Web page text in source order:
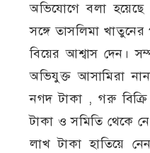
অভিযোগে বলা হয়েছে
সঙ্গে তাসলিমা
বিয়ের আশ্বাস দেন।
অভিযুক্ত আসামিরা
নগদ টাকা , গরু বিক্রি
টাকা ও সমিতি থেকে
লাখ টাকা হাতিয়ে